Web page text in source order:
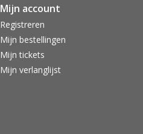
Mijn account
Registreren
Mijn bestellingen
Mijn tickets
Mijn verlanglijst